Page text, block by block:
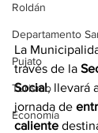
Roldán
Departamento
Pujato
Turismo
Economía
La
través de la
Social, llevará
jornada de
caliente